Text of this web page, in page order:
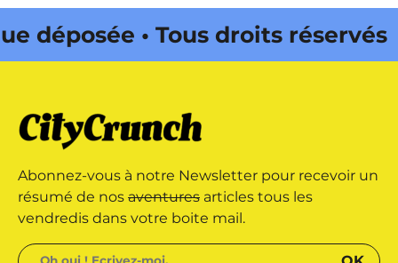
• Tous droits réservés •
réservés • Magazine édité par
Abonnez-vous à notre Newsletter pour recevoir un
résumé de nos aventures articles tous les
vendredis dans votre boite mail.